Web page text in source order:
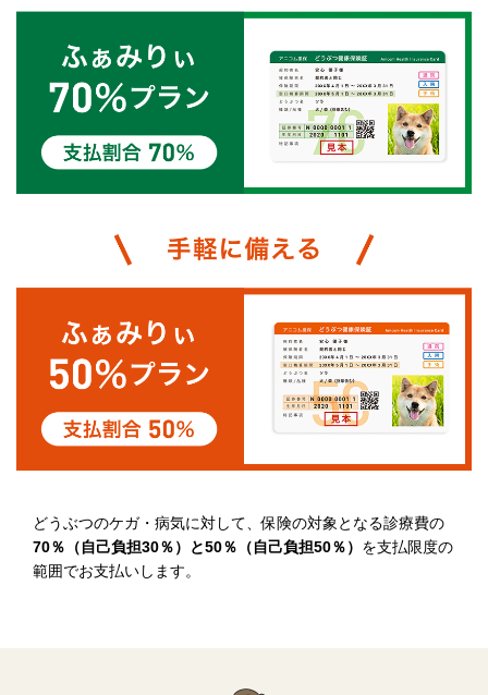
どうぶつのケガ・病気に対して、保険の対象となる診療費の
70％（自己負担30％）と50％（自己負担50％） を支払限度の
範囲でお支払いします。